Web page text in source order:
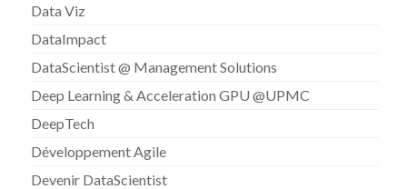
Data Viz
DataImpact
DataScientist @ Management Solutions
Deep Learning & Acceleration GPU @UPMC
DeepTech
Développement Agile
Devenir DataScientist